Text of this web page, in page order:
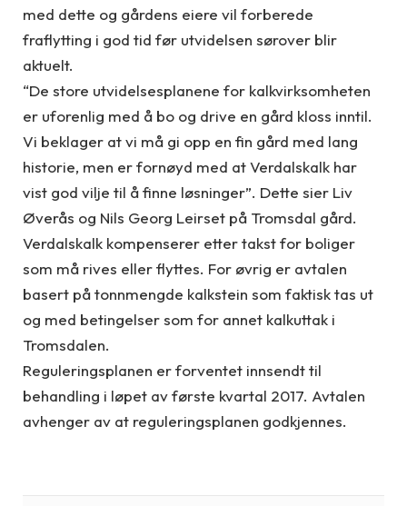
med dette og gårdens eiere vil forberede
fraflytting i god tid før utvidelsen sørover blir
aktuelt.
“De store utvidelsesplanene for kalkvirksomheten
er uforenlig med å bo og drive en gård kloss inntil.
Vi beklager at vi må gi opp en fin gård med lang
historie, men er fornøyd med at Verdalskalk har
vist god vilje til å finne løsninger”. Dette sier Liv
Øverås og Nils Georg Leirset på Tromsdal gård.
Verdalskalk kompenserer etter takst for boliger
som må rives eller flyttes. For øvrig er avtalen
basert på tonnmengde kalkstein som faktisk tas ut
og med betingelser som for annet kalkuttak i
Tromsdalen.
Reguleringsplanen er forventet innsendt til
behandling i løpet av første kvartal 2017. Avtalen
avhenger av at reguleringsplanen godkjennes.